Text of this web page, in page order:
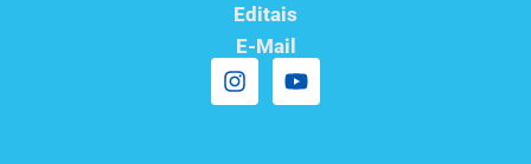
Editais
E-Mail